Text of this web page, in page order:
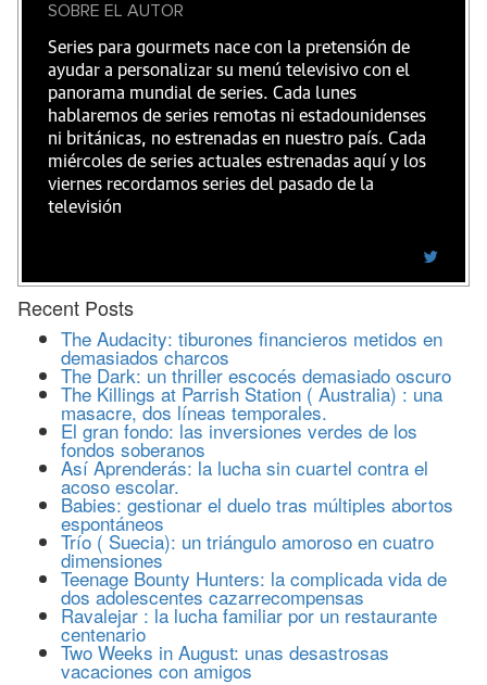
SOBRE EL AUTOR
Series para gourmets nace con la pretensión de
ayudar a personalizar su menú televisivo con el
panorama mundial de series. Cada lunes
hablaremos de series remotas ni estadounidenses
ni británicas, no estrenadas en nuestro país. Cada
miércoles de series actuales estrenadas aquí y los
viernes recordamos series del pasado de la
televisión
Recent Posts
The Audacity: tiburones financieros metidos en
demasiados charcos
The Dark: un thriller escocés demasiado oscuro
The Killings at Parrish Station ( Australia) : una
masacre, dos líneas temporales.
El gran fondo: las inversiones verdes de los
fondos soberanos
Así Aprenderás: la lucha sin cuartel contra el
acoso escolar.
Babies: gestionar el duelo tras múltiples abortos
espontáneos
Trío ( Suecia): un triángulo amoroso en cuatro
dimensiones
Teenage Bounty Hunters: la complicada vida de
dos adolescentes cazarrecompensas
Ravalejar : la lucha familiar por un restaurante
centenario
Two Weeks in August: unas desastrosas
vacaciones con amigos